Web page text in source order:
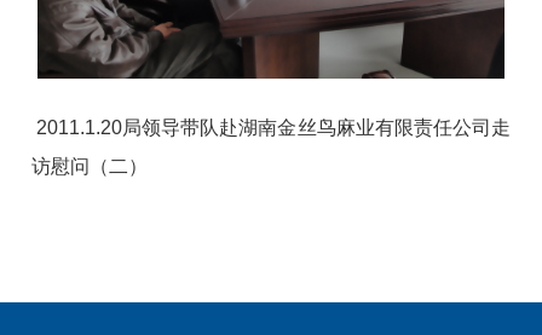
2011.1.20局领导带队赴湖南金丝鸟麻业有限责任公司走
访慰问（二）